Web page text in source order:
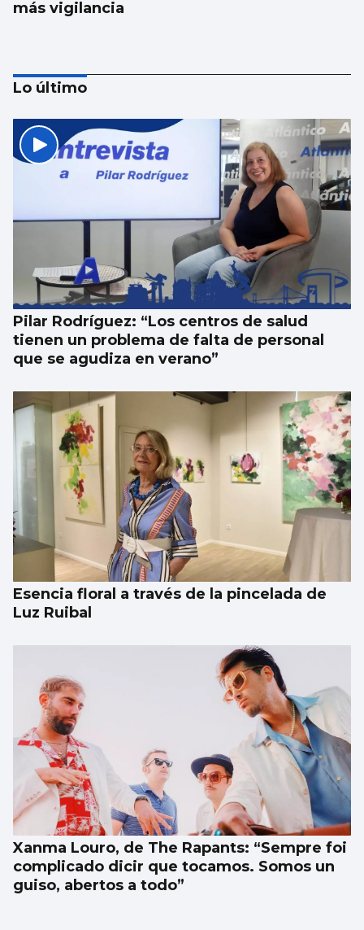
más vigilancia
Los centenares de menores que siguen en
Ceuta, problema mayor vigente de la crisis
Lo último
Pilar Rodríguez: “Los centros de salud
tienen un problema de falta de personal
que se agudiza en verano”
Esencia floral a través de la pincelada de
Luz Ruibal
Xanma Louro, de The Rapants: “Sempre foi
complicado dicir que tocamos. Somos un
guiso, abertos a todo”